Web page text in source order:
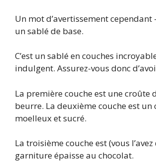
Un mot d’avertissement cependant
un sablé de base.
C’est un sablé en couches
indulgent. Assurez-vous donc
La première couche est une croûte
beurre. La deuxième couche est un
moelleux et sucré.
La troisième couche est (vous
garniture épaisse au chocolat.